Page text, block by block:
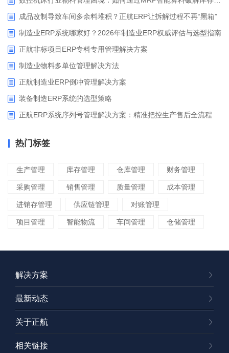
成品改制导致车间多余料堆积？正航ERP让拆解过程不再“黑箱”
制造业ERP系统哪家好？2026年制造业ERP权威评估与选型指南
正航非标项目ERP专料专用管理解决方案
制造业物料多单位管理解决方法
正航制造业ERP倒冲管理解决方案
装备制造ERP系统的选型策略
正航ERP系统序列号管理解决方案：精准把控生产售后全流程
热门标签
生产管理 库存管理 仓库管理 财务管理
采购管理 销售管理 质量管理 成本管理
进销存管理 供应链管理 对账管理
项目管理 智能物流 车间管理 仓储管理
解决方案
最新动态
关于正航
相关链接